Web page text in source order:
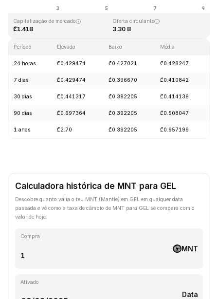
Capitalização de mercado
₾1.41B
Oferta circulante
3.30 B
Período Elevado Baixo Média
24 horas ₾0.429474 ₾0.427021 ₾0.428247
7 dias ₾0.429474 ₾0.396670 ₾0.410842
30 dias ₾0.441317 ₾0.392205 ₾0.414136
90 dias ₾0.697364 ₾0.392205 ₾0.508047
1 anos ₾2.70 ₾0.392205 ₾0.957199
Calculadora histórica de MNT para GEL
Descobre quanto valia o teu MNT (Mantle) em GEL em qualquer data
passada e vê como a taxa de câmbio de MNT para GEL se compara com o
valor de hoje.
Compra
MNT
Ativado
Data